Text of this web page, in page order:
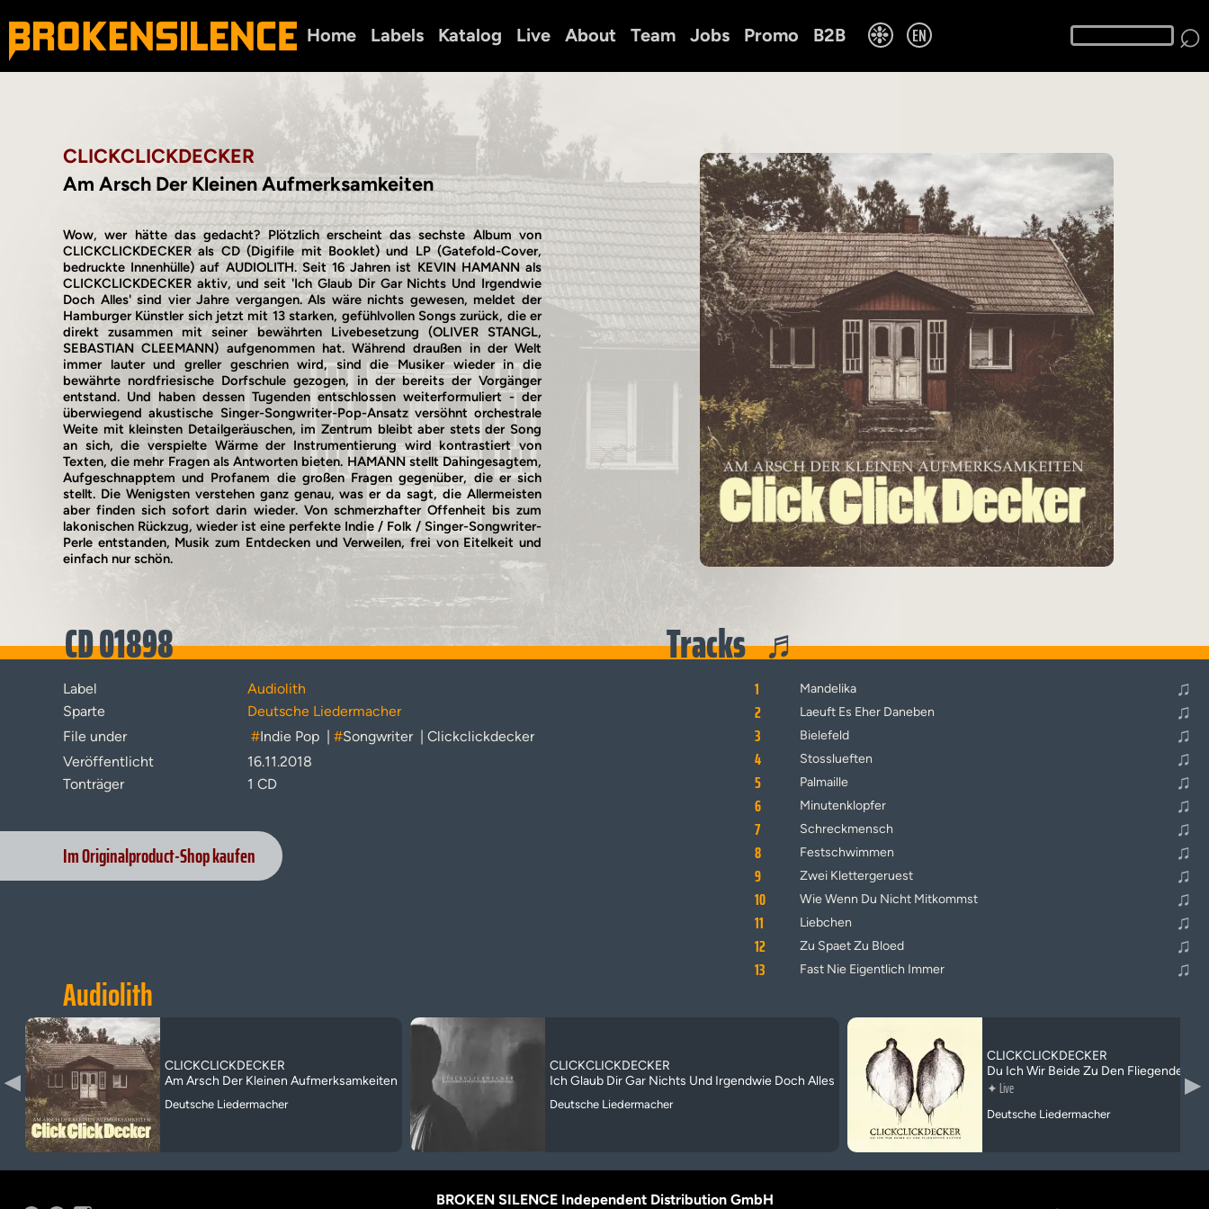
Home Labels Katalog Live About Team Jobs Promo B2B ❉ EN ⌕
CLICKCLICKDECKER
Am Arsch Der Kleinen Aufmerksamkeiten
Wow, wer hätte das gedacht? Plötzlich erscheint das sechste Album von
CLICKCLICKDECKER als CD (Digifile mit Booklet) und LP (Gatefold-Cover,
bedruckte Innenhülle) auf AUDIOLITH. Seit 16 Jahren ist KEVIN HAMANN als
CLICKCLICKDECKER aktiv, und seit 'Ich Glaub Dir Gar Nichts Und Irgendwie
Doch Alles' sind vier Jahre vergangen. Als wäre nichts gewesen, meldet der
Hamburger Künstler sich jetzt mit 13 starken, gefühlvollen Songs zurück, die er
direkt zusammen mit seiner bewährten Livebesetzung (OLIVER STANGL,
SEBASTIAN CLEEMANN) aufgenommen hat. Während draußen in der Welt
immer lauter und greller geschrien wird, sind die Musiker wieder in die
bewährte nordfriesische Dorfschule gezogen, in der bereits der Vorgänger
entstand. Und haben dessen Tugenden entschlossen weiterformuliert - der
überwiegend akustische Singer-Songwriter-Pop-Ansatz versöhnt orchestrale
Weite mit kleinsten Detailgeräuschen, im Zentrum bleibt aber stets der Song
an sich, die verspielte Wärme der Instrumentierung wird kontrastiert von
Texten, die mehr Fragen als Antworten bieten. HAMANN stellt Dahingesagtem,
Aufgeschnapptem und Profanem die großen Fragen gegenüber, die er sich
stellt. Die Wenigsten verstehen ganz genau, was er da sagt, die Allermeisten
aber finden sich sofort darin wieder. Von schmerzhafter Offenheit bis zum
lakonischen Rückzug, wieder ist eine perfekte Indie / Folk / Singer-Songwriter-
Perle entstanden, Musik zum Entdecken und Verweilen, frei von Eitelkeit und
einfach nur schön.
CD 01898 Tracks ♬Alle Tracks abspielen
Label
Audiolith
Sparte
Deutsche Liedermacher
File under
#Indie Pop | #Songwriter | Clickclickdecker
Veröffentlicht
16.11.2018
Tonträger
1 CD
Im Originalproduct-Shop kaufen
1 Mandelika
♫
2
Laeuft Es Eher Daneben
♫
3
Bielefeld
♫
4
Stosslueften
♫
5
Palmaille
♫
6
Minutenklopfer
♫
7
Schreckmensch
♫
8
Festschwimmen
♫
9
Zwei Klettergeruest
♫
10
Wie Wenn Du Nicht Mitkommst
♫
11
Liebchen
♫
12
Zu Spaet Zu Bloed
♫
13
Fast Nie Eigentlich Immer ♫
Audiolith
▶
CLICKCLICKDECKER
Am Arsch Der Kleinen Aufmerksamkeiten
Deutsche Liedermacher
CLICKCLICKDECKER
Ich Glaub Dir Gar Nichts Und Irgendwie Doch Alles
Deutsche Liedermacher
CLICKCLICKDECKER
Du Ich Wir Beide Zu Den Fliegenden
✦Live
Deutsche Liedermacher
▶
BROKEN SILENCE Independent Distribution GmbH